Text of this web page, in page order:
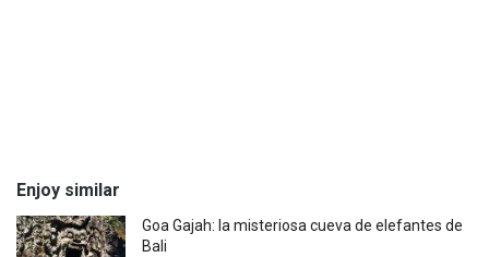
Enjoy similar
Goa Gajah: la misteriosa cueva de elefantes de
Bali